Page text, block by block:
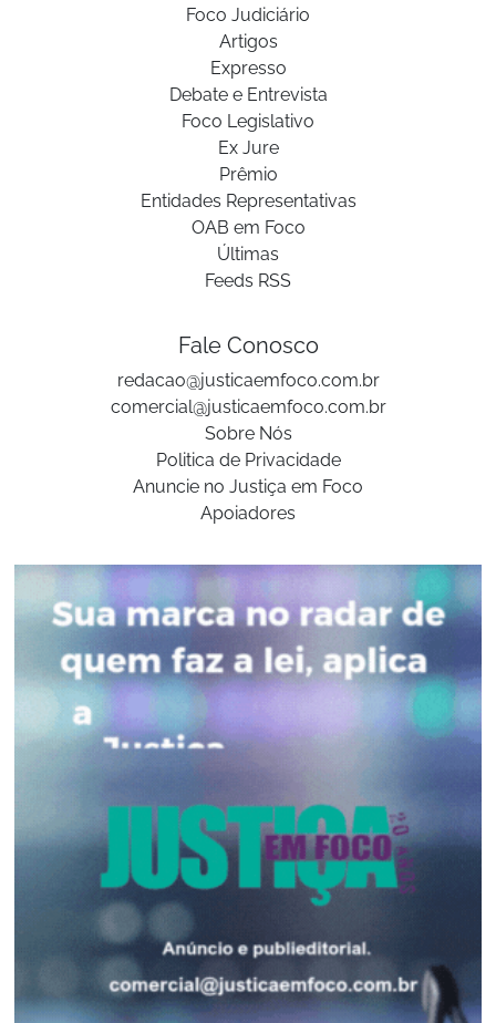
Foco Judiciário
Artigos
Expresso
Debate e Entrevista
Foco Legislativo
Ex Jure
Prêmio
Entidades Representativas
OAB em Foco
Últimas
Feeds RSS
Fale Conosco
redacao@justicaemfoco.com.br
comercial@justicaemfoco.com.br
Sobre Nós
Politica de Privacidade
Anuncie no Justiça em Foco
Apoiadores